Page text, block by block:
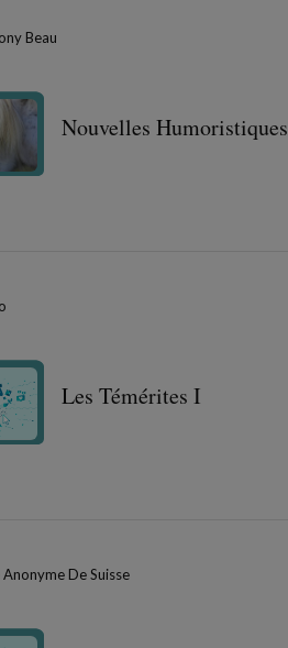
Beau
Nouvelles Humoristiques
Les Témérites I
Anonyme De Suisse